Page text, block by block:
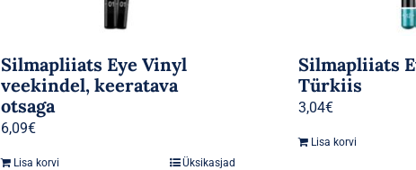
Silmapliiats Eye Vinyl
veekindel, keeratava
otsaga
6,09€
Lisa korvi Üksikasjad
Silmapliiats
Türkiis
3,04€
Lisa korvi